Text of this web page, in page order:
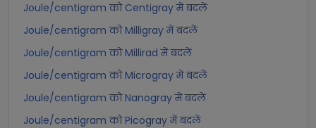
Joule/centigram को Centigray में बदलें
Joule/centigram को Milligray में बदलें
Joule/centigram को Millirad में बदलें
Joule/centigram को Microgray में बदलें
Joule/centigram को Nanogray में बदलें
Joule/centigram को Picogray में बदलें